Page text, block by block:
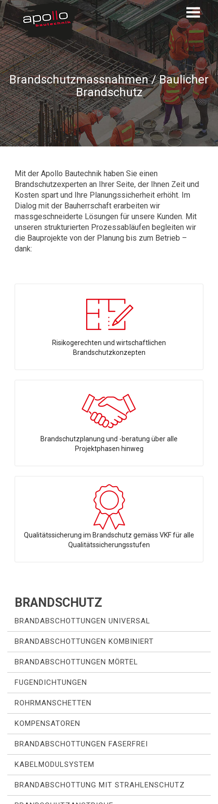
Brandschutzmassnahmen / Baulicher
Brandschutz
Mit der Apollo Bautechnik haben Sie einen
Brandschutzexperten an Ihrer Seite, der Ihnen Zeit und
Kosten spart und Ihre Planungssicherheit erhöht. Im
Dialog mit der Bauherrschaft erarbeiten wir
massgeschneiderte Lösungen für unsere Kunden. Mit
unseren strukturierten Prozessabläufen begleiten wir
die Bauprojekte von der Planung bis zum Betrieb –
dank:
Risikogerechten und wirtschaftlichen
Brandschutzkonzepten
Brandschutzplanung und -beratung über alle
Projektphasen hinweg
Qualitätssicherung im Brandschutz gemäss VKF für alle
Qualitätssicherungsstufen
BRANDSCHUTZ
BRANDABSCHOTTUNGEN UNIVERSAL
BRANDABSCHOTTUNGEN KOMBINIERT
BRANDABSCHOTTUNGEN MÖRTEL
FUGENDICHTUNGEN
ROHRMANSCHETTEN
KOMPENSATOREN
BRANDABSCHOTTUNGEN FASERFREI
KABELMODULSYSTEM
BRANDABSCHOTTUNG MIT STRAHLENSCHUTZ